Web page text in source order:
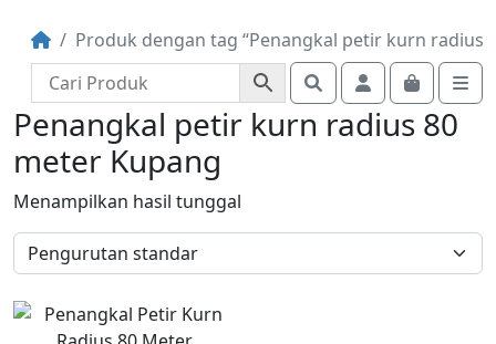
Produk dengan tag “Penangkal petir kurn radius
SearchAccountCart
Penangkal petir kurn radius 80
meter Kupang
Menampilkan hasil tunggal